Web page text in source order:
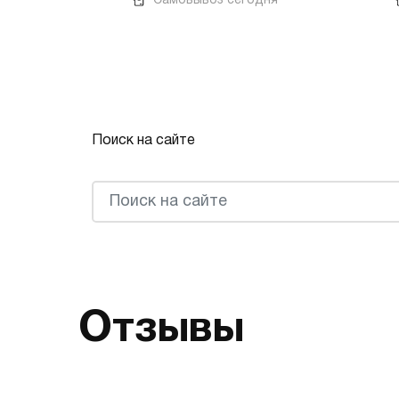
Поиск на сайте
Отзывы